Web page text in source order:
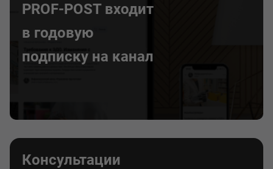
PROF-POST входит
в годовую
подписку на канал
Консультации